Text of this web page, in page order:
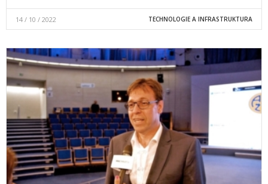
14 / 10 / 2022 TECHNOLOGIE A INFRASTRUKTURA